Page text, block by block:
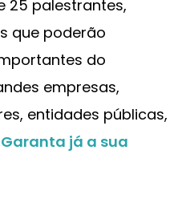
25 palestrantes,
que poderão
do
empresas,
entidades públicas,
Garanta já a sua